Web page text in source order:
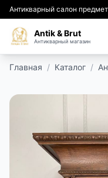
Антикварный салон
Antik & Brut
Антикварный магазин
ПОДАРКИ
КИНОСЪЕМКА
Главная / Каталог /